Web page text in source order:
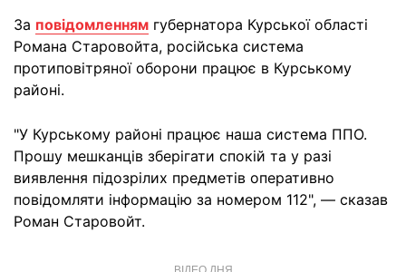
За повідомленням губернатора Курської області
Романа Старовойта, російська система
протиповітряної оборони працює в Курському
районі.
"У Курському районі працює наша система ППО.
Прошу мешканців зберігати спокій та у разі
виявлення підозрілих предметів оперативно
повідомляти інформацію за номером 112", — сказав
Роман Старовойт.
ВІДЕО ДНЯ